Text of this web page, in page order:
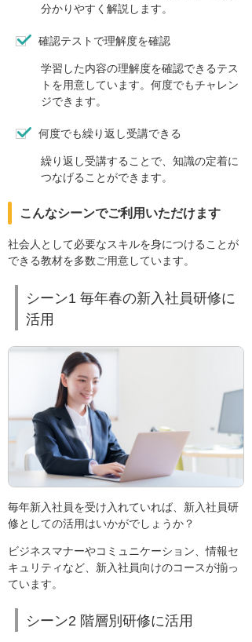
分かりやすく解説します。
確認テストで理解度を確認
学習した内容の理解度を確認できるテス
トを用意しています。何度でもチャレン
ジできます。
何度でも繰り返し受講できる
繰り返し受講することで、知識の定着に
つなげることができます。
こんなシーンでご利用いただけます
社会人として必要なスキルを身につけることが
できる教材を多数ご用意しています。
シーン1 毎年春の新入社員研修に
活用
毎年新入社員を受け入れていれば、新入社員研
修としての活用はいかがでしょうか？
ビジネスマナーやコミュニケーション、情報セ
キュリティなど、新入社員向けのコースが揃っ
ています。
シーン2 階層別研修に活用